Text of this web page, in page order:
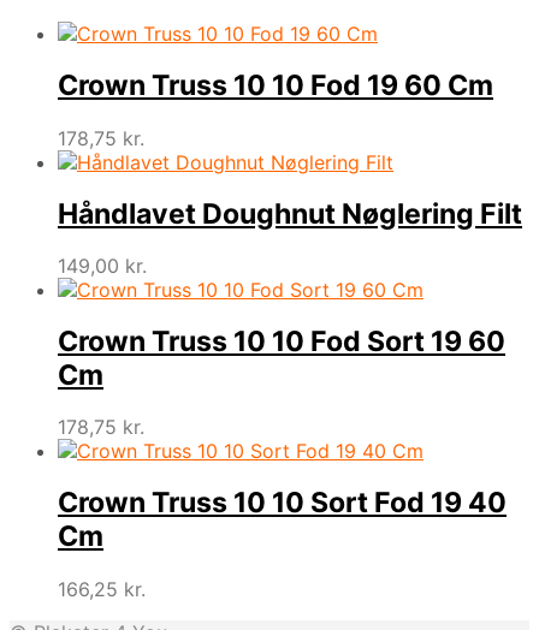
Crown Truss 10 10 Fod 19 60 Cm
178,75 kr.
Håndlavet Doughnut Nøglering Filt
149,00 kr.
Crown Truss 10 10 Fod Sort 19 60
Cm
178,75 kr.
Crown Truss 10 10 Sort Fod 19 40
Cm
166,25 kr.